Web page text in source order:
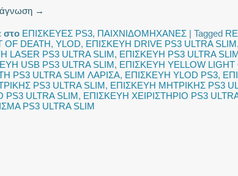
→
στο ΕΠΙΣΚΕΥΕΣ PS3, ΠΑΙΧΝΙΔΟΜΗΧΑΝΕΣ | Tagged
OF DEATH, YLOD, ΕΠΙΣΚΕΥΗ DRIVE PS3 ULTRA SLIM,
LASER PS3 ULTRA SLIM, ΕΠΙΣΚΕΥΗ PS3 ULTRA
USB PS3 ULTRA SLIM, ΕΠΙΣΚΕΥΗ YELLOW LIGHT
PS3 ULTRA SLIM ΛΑΡΙΣΑ, ΕΠΙΣΚΕΥΗ YLOD PS3,
PS3 ULTRA SLIM, ΕΠΙΣΚΕΥΗ ΜΗΤΡΙΚΗΣ PS3
ULTRA SLIM, ΕΠΙΣΚΕΥΗ ΧΕΙΡΙΣΤΗΡΙΟ PS3
PS3 ULTRA SLIM